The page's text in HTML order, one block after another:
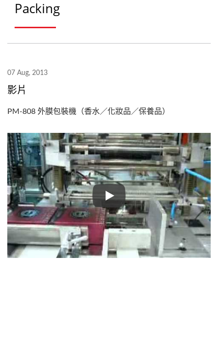
Packing
07 Aug, 2013
影片
PM-808 外膜包裝機（香水／化妝品／保養品）
PM-808 外膜包裝機（香水／